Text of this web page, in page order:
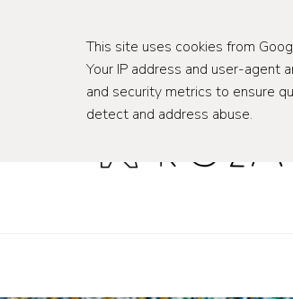
This site uses cookies from
Your IP address and user-agent
and security metrics to ensure
detect and address abuse.